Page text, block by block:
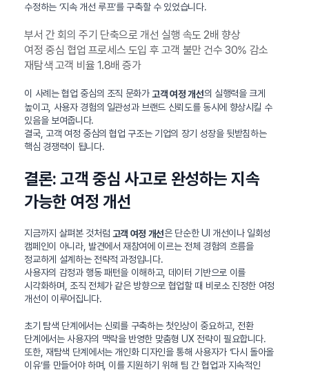
수정하는 ‘지속 개선 루프’를 구축할 수 있었습니다.
부서 간 회의 주기 단축으로 개선 실행 속도 2배 향상
여정 중심 협업 프로세스 도입 후 고객 불만 건수 30% 감소
재탐색 고객 비율 1.8배 증가
이 사례는 협업 중심의 조직 문화가 고객 여정 개선의 실행력을 크게
높이고, 사용자 경험의 일관성과 브랜드 신뢰도를 동시에 향상시킬 수
있음을 보여줍니다.
결국, 고객 여정 중심의 협업 구조는 기업의 장기 성장을 뒷받침하는
핵심 경쟁력이 됩니다.
결론: 고객 중심 사고로 완성하는 지속
가능한 여정 개선
지금까지 살펴본 것처럼 고객 여정 개선은 단순한 UI 개선이나 일회성
캠페인이 아니라, 발견에서 재참여에 이르는 전체 경험의 흐름을
정교하게 설계하는 전략적 과정입니다.
사용자의 감정과 행동 패턴을 이해하고, 데이터 기반으로 이를
시각화하며, 조직 전체가 같은 방향으로 협업할 때 비로소 진정한 여정
개선이 이루어집니다.
초기 탐색 단계에서는 신뢰를 구축하는 첫인상이 중요하고, 전환
단계에서는 사용자의 맥락을 반영한 맞춤형 UX 전략이 필요합니다.
또한, 재탐색 단계에서는 개인화 디자인을 통해 사용자가 ‘다시 돌아올
이유’를 만들어야 하며, 이를 지원하기 위해 팀 간 협업과 지속적인